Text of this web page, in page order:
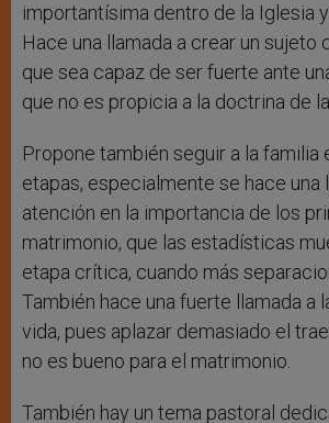
importantísima dentro de la Iglesia
Hace una llamada a crear un sujeto
que sea capaz de ser fuerte ante
que no es propicia a la doctrina de
Propone también seguir a la familia
etapas, especialmente se hace una
atención en la importancia de los
matrimonio, que las estadísticas
etapa crítica, cuando más
También hace una fuerte llamada a
vida, pues aplazar demasiado el
no es bueno para el matrimonio.
También hay un tema pastoral